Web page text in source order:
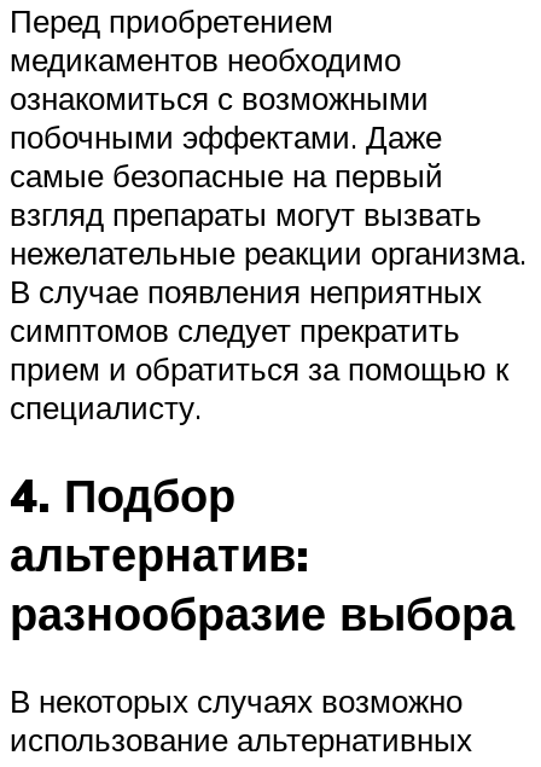
Перед приобретением
медикаментов необходимо
ознакомиться с возможными
побочными эффектами. Даже
самые безопасные на первый
взгляд препараты могут вызвать
нежелательные реакции организма.
В случае появления неприятных
симптомов следует прекратить
прием и обратиться за помощью к
специалисту.
4. Подбор
альтернатив:
разнообразие выбора
В некоторых случаях возможно
использование альтернативных